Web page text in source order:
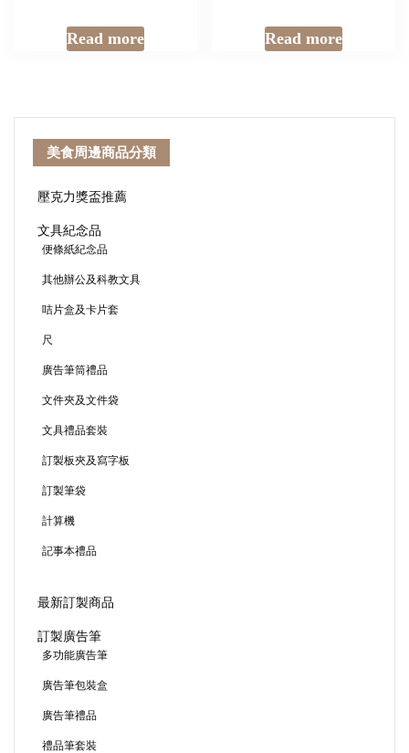
Read more Read more
美食周邊商品分類
壓克力獎盃推薦
文具紀念品
便條紙紀念品
其他辦公及科教文具
咭片盒及卡片套
尺
廣告筆筒禮品
文件夾及文件袋
文具禮品套裝
訂製板夾及寫字板
訂製筆袋
計算機
記事本禮品
最新訂製商品
訂製廣告筆
多功能廣告筆
廣告筆包裝盒
廣告筆禮品
禮品筆套裝